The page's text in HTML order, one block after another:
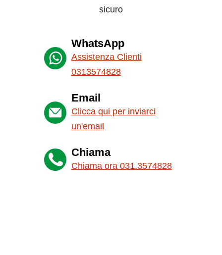
sicuro
WhatsApp
Assistenza Clienti
0313574828
Email
Clicca qui per inviarci
un'email
Chiama
Chiama ora 031.3574828